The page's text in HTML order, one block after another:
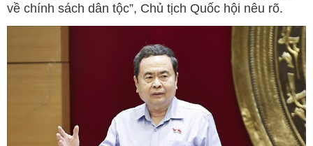
về chính sách dân tộc”, Chủ tịch Quốc hội nêu rõ.